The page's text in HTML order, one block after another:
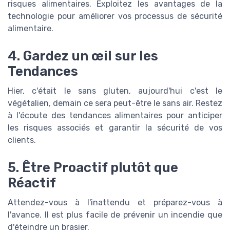
risques alimentaires. Exploitez les avantages de la
technologie pour améliorer vos processus de sécurité
alimentaire.
4. Gardez un œil sur les
Tendances
Hier, c'était le sans gluten, aujourd'hui c'est le
végétalien, demain ce sera peut-être le sans air. Restez
à l'écoute des tendances alimentaires pour anticiper
les risques associés et garantir la sécurité de vos
clients.
5. Être Proactif plutôt que
Réactif
Attendez-vous à l'inattendu et préparez-vous à
l'avance. Il est plus facile de prévenir un incendie que
d'éteindre un brasier.